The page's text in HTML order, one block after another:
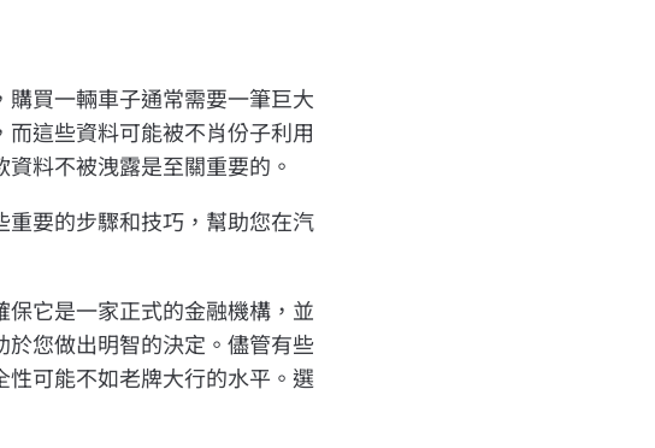
買一輛車子通常需要一筆巨大
這些資料可能被不肖份子利用
料不被洩露是至關重要的。
要的步驟和技巧，幫助您在汽
它是一家正式的金融機構，並
您做出明智的決定。儘管有些
可能不如老牌大行的水平。選